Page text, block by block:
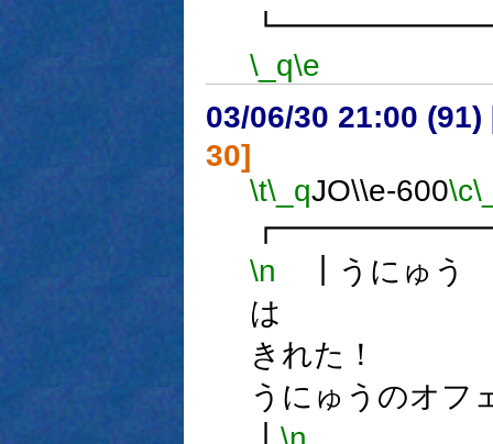
\_q\e
03/06/30 21:00 (91)
30]
\t\_qJO\\e-600\c
\n ┃うにゅう
き
うにゅうのオ